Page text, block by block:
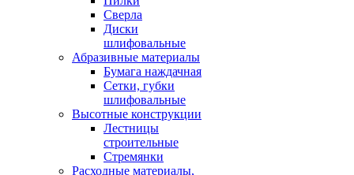
Сверла
Диски
шлифовальные
Абразивные материалы
Бумага наждачная
Сетки, губки
шлифовальные
Высотные конструкции
Лестницы
строительные
Стремянки
Расходные материалы,